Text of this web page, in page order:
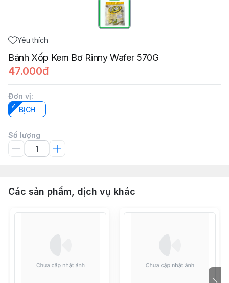
Yêu thích
Bánh Xốp Kem Bơ Rinny Wafer 570G
47.000đ
Đơn vị:
BỊCH
Số lượng
Các sản phẩm, dịch vụ khác